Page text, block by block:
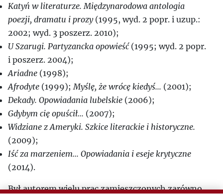
Katyń w literaturze. Międzynarodowa antologia
poezji, dramatu i prozy (1995, wyd. 2 popr. i uzup.:
2002; wyd. 3 poszerz. 2010);
U Szarugi. Partyzancka opowieść(1995; wyd. 2 popr.
i poszerz. 2004);
Ariadne (1998);
Afrodyte (1999);Myślę, że wrócę kiedyś... (2001);
Dekady. Opowiadania lubelskie (2006);
Gdybym cię opuścił... (2007);
Widziane z Ameryki. Szkice literackie i historyczne.
(2009);
Iść za marzeniem... Opowiadania i eseje krytyczne
(2014).
Był autorem wielu prac zamieszczonych zarówno